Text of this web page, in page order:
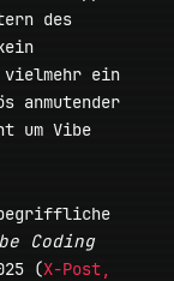
des
ein
anmutender
um Vibe
Coding
(X-Post,